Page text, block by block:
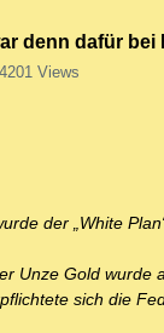
denn dafür
4201 Views
der „White
Unze Gold
sich die